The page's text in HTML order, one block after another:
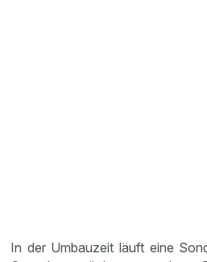
In der Umbauzeit läuft eine